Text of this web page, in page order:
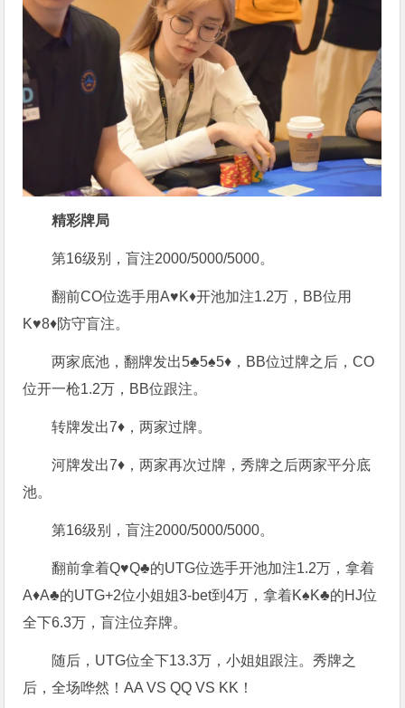
精彩牌局
第16级别，盲注2000/5000/5000。
翻前CO位选手用A♥K♦开池加注1.2万，BB位用
K♥8♦防守盲注。
两家底池，翻牌发出5♣5♠5♦，BB位过牌之后，CO
位开一枪1.2万，BB位跟注。
转牌发出7♦，两家过牌。
河牌发出7♦，两家再次过牌，秀牌之后两家平分底
池。
第16级别，盲注2000/5000/5000。
翻前拿着Q♥Q♣的UTG位选手开池加注1.2万，拿着
A♦A♣的UTG+2位小姐姐3-bet到4万，拿着K♠K♣的HJ位
全下6.3万，盲注位弃牌。
随后，UTG位全下13.3万，小姐姐跟注。秀牌之
后，全场哗然！AA VS QQ VS KK！